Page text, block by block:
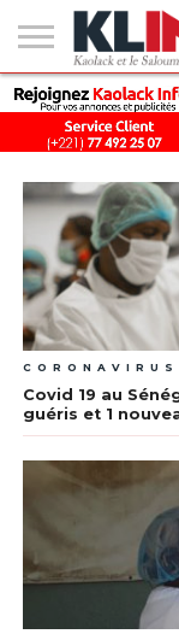
#2
(PAS
DE
TITRE)
KAOLACK
POLITIQUE
ECONOMIE
SOCIÉTÉ
CULTURE
PEOPLE
SPORT
SANTÉ
AFRIQUE
INTERNATIONAL
EMPLOI &
FORMATION
CORONAVIRUS
Covid 19 au
guéris et 1